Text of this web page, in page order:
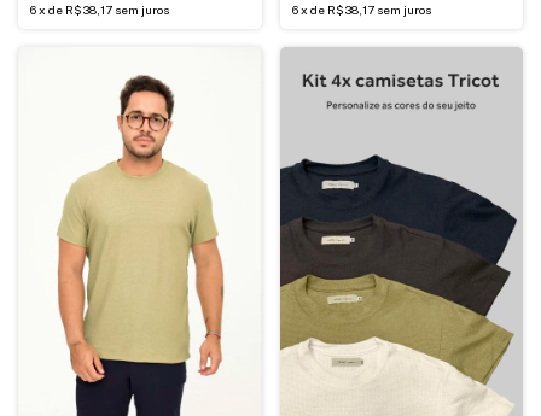
6x de R$38,17 sem juros 6 x de R$38,17 sem juros